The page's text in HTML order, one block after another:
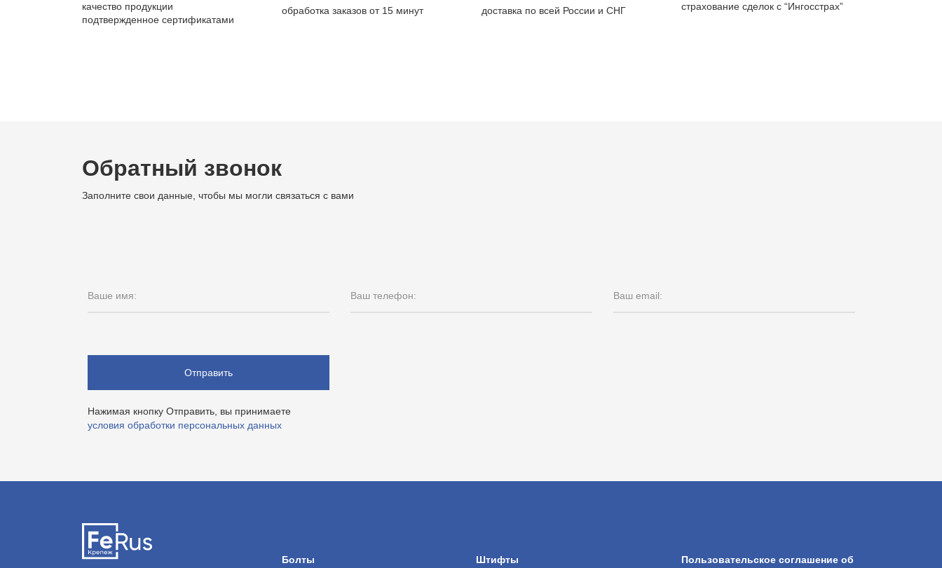
качество продукции
подтвержденное сертификатами
обработка заказов от 15 минут доставка по всей России и СНГ страхование сделок с “Ингосстрах”
Обратный звонок
Заполните свои данные, чтобы мы могли связаться с вами
Ваше имя: Ваш телефон: Ваш email:
Отправить
Нажимая кнопку Отправить, вы принимаете
условия обработки персональных данных
Болты
Штифты
Пользовательское соглашение об